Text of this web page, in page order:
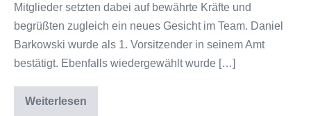
Mitglieder setzten dabei auf bewährte Kräfte und
begrüßten zugleich ein neues Gesicht im Team. Daniel
Barkowski wurde als 1. Vorsitzender in seinem Amt
bestätigt. Ebenfalls wiedergewählt wurde […]
Weiterlesen
WVW